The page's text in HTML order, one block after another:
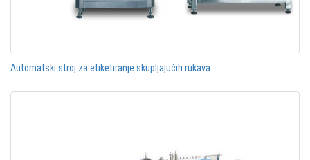
Automatski stroj za etiketiranje skupljajućih rukava